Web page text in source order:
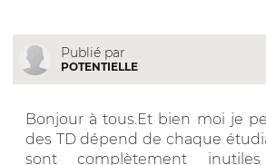
Publié par
POTENTIELLE
Bonjour à tous.Et bien moi je
des TD dépend de chaque
sont complètement